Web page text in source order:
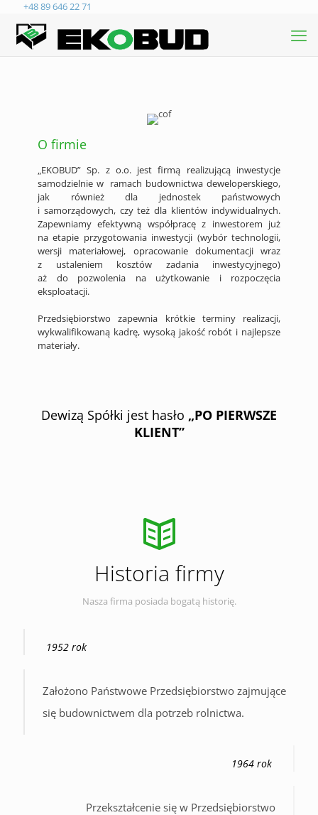
+48 89 646 22 71
O firmie
„EKOBUD” Sp. z o.o. jest firmą realizującą inwestycje
samodzielnie w ramach budownictwa deweloperskiego,
jak również dla jednostek państwowych
i samorządowych, czy też dla klientów indywidualnych.
Zapewniamy efektywną współpracę z inwestorem już
na etapie przygotowania inwestycji (wybór technologii,
wersji materiałowej, opracowanie dokumentacji wraz
z ustaleniem kosztów zadania inwestycyjnego)
aż do pozwolenia na użytkowanie i rozpoczęcia
eksploatacji.
Przedsiębiorstwo zapewnia krótkie terminy realizacji,
wykwalifikowaną kadrę, wysoką jakość robót i najlepsze
materiały.
Dewizą Spółki jest hasło „PO PIERWSZE
KLIENT”
Historia firmy
Nasza firma posiada bogatą historię.
1952 rok
Założono Państwowe Przedsiębiorstwo zajmujące
się budownictwem dla potrzeb rolnictwa.
1964 rok
Przekształcenie się w Przedsiębiorstwo